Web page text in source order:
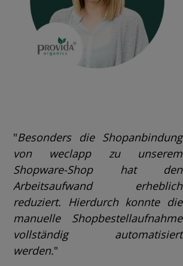
"Besonders die Shopanbindung
von weclapp zu unserem
Shopware-Shop hat den
Arbeitsaufwand erheblich
reduziert. Hierdurch konnte die
manuelle Shopbestellaufnahme
vollständig automatisiert
werden."